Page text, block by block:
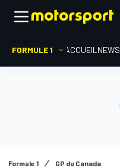
FORMULE 1 ACCUEIL NEWS
Formule 1 GP du Canada